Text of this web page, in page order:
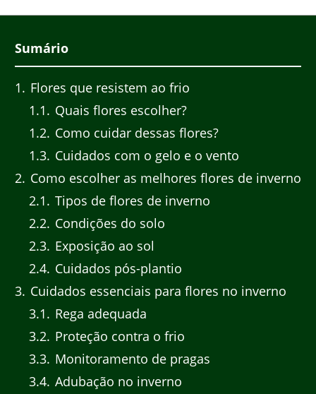
Sumário
1
Flores que resistem ao frio
1.1
Quais flores escolher?
1.2 Como cuidar dessas flores?
1.3 Cuidados com o gelo e o vento
2 Como escolher as melhores flores de inverno
2.1
Tipos de flores de inverno
2.2 Condições do solo
2.3 Exposição ao sol
2.4 Cuidados pós-plantio
3 Cuidados essenciais para flores no inverno
3.1
Rega adequada
3.2 Proteção contra o frio
3.3 Monitoramento de pragas
3.4 Adubação no inverno